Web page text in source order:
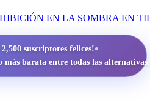
EN LA SOMBRA EN
suscriptores felices!•
barata entre todas las alternativas.